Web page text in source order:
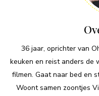
36 jaar, oprichter van
keuken en reist anders de
filmen. Gaat naar bed en
Woont samen zoontjes